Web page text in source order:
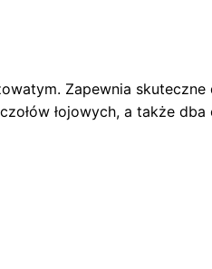
Zapewnia skuteczne
łojowych, a także dba